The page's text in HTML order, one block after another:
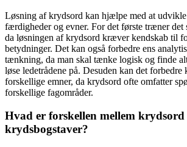
Løsning af krydsord kan hjælpe med at
færdigheder og evner. For det første træner det
da løsningen af krydsord kræver kendskab til
betydninger. Det kan også forbedre ens
tænkning, da man skal tænke logisk og finde
løse ledetrådene på. Desuden kan det forbedre
forskellige emner, da krydsord ofte omfatter
forskellige fagområder.
Hvad er forskellen mellem krydsord
krydsbogstaver?